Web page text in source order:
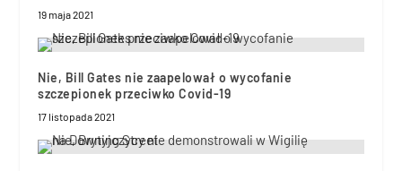
19 maja 2021
Nie, Bill Gates nie zaapelował o wycofanie
szczepionek przeciwko Covid-19
17 listopada 2021